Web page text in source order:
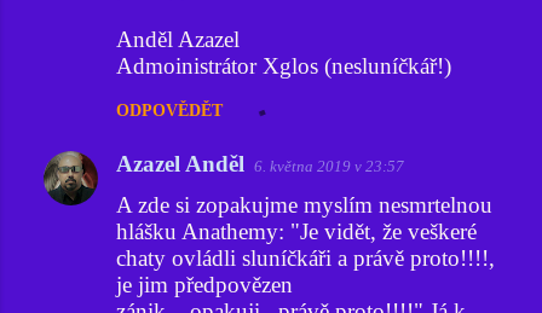
Anděl Azazel
Admoinistrátor Xglos (nesluníčkář!)
ODPOVĚDĚT
Azazel Anděl 6. května 2019 v 23:57
A zde si zopakujme myslím nesmrtelnou
hlášku Anathemy: "Je vidět, že veškeré
chaty ovládli sluníčkáři a právě proto!!!!,
je jim předpovězen